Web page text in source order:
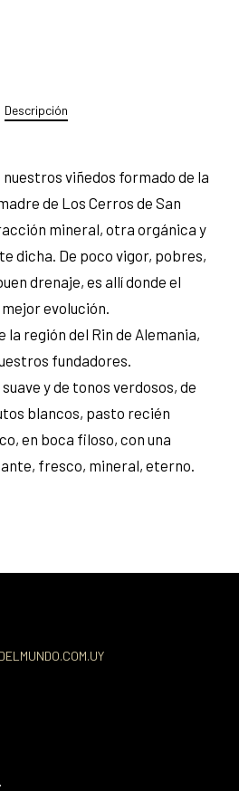
Descripción
viñedos formado de la
de Los Cerros de San
mineral, otra orgánica y
dicha. De poco vigor, pobres,
drenaje, es allí donde el
evolución.
la región del Rin de Alemania,
fundadores.
y de tonos verdosos, de
blancos, pasto recién
en boca filoso, con una
fresco, mineral, eterno.